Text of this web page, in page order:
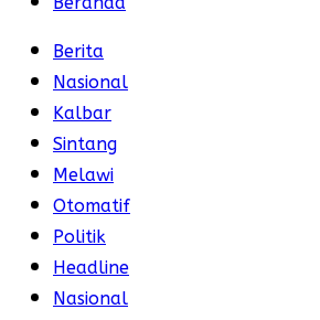
Berita
Nasional
Kalbar
Sintang
Melawi
Otomatif
Politik
Headline
Nasional